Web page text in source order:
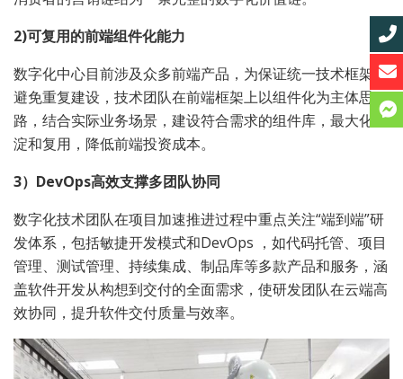
2)可复用的前端组件化能力
数字化中心目前涉及众多前端产品，为保证统一技术框架，
避免重复建设，技术团队在前端框架上以组件化为主体思
路，结合实际业务场景，建设符合需求的组件库，最大化沉
淀和复用，降低前端投资成本。
3）DevOps高效支撑多团队协同
数字化技术团队在项目加速推进过程中重点关注“端到端”研
发体系，包括敏捷开发模式和DevOps ，如代码托管、项目
管理、测试管理、持续集成、制品库等多款产品和服务，涵
盖软件开发从构想到交付的全面需求，使研发团队在云端高
效协同，提升软件交付质量与效率。